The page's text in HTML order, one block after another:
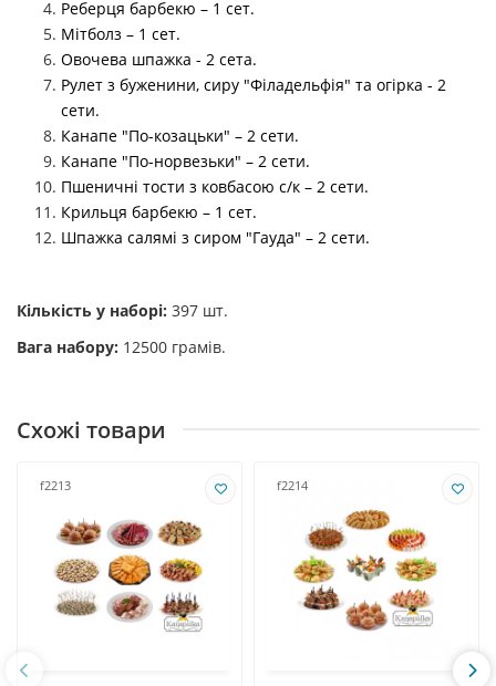
Реберця барбекю – 1 сет.
Мітболз – 1 сет.
Овочева шпажка - 2 сета.
Рулет з буженини, сиру "Філадельфія" та огірка - 2
сети.
Канапе "По-козацьки" – 2 сети.
Канапе "По-норвезьки" – 2 сети.
Пшеничні тости з ковбасою с/к – 2 сети.
Крильця барбекю – 1 сет.
Шпажка салямі з сиром "Гауда" – 2 сети.
Кількість у наборі: 397 шт.
Вага набору: 12500 грамів.
Схожі товари
f2213 f2214